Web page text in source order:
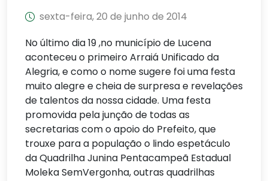
sexta-feira, 20 de junho de 2014
No último dia 19 ,no município de Lucena
aconteceu o primeiro Arraiá Unificado da
Alegria, e como o nome sugere foi uma festa
muito alegre e cheia de surpresa e revelações
de talentos da nossa cidade. Uma festa
promovida pela junção de todas as
secretarias com o apoio do Prefeito, que
trouxe para a população o lindo espetáculo
da Quadrilha Junina Pentacampeã Estadual
Moleka SemVergonha, outras quadrilhas